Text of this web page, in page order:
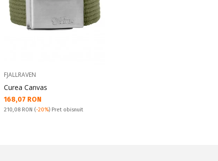
FJALLRAVEN
Curea Canvas
Текуща цена:
168,07 RON
Pret obisnuit:
210,08 RON (-20%) Pret obisnuit